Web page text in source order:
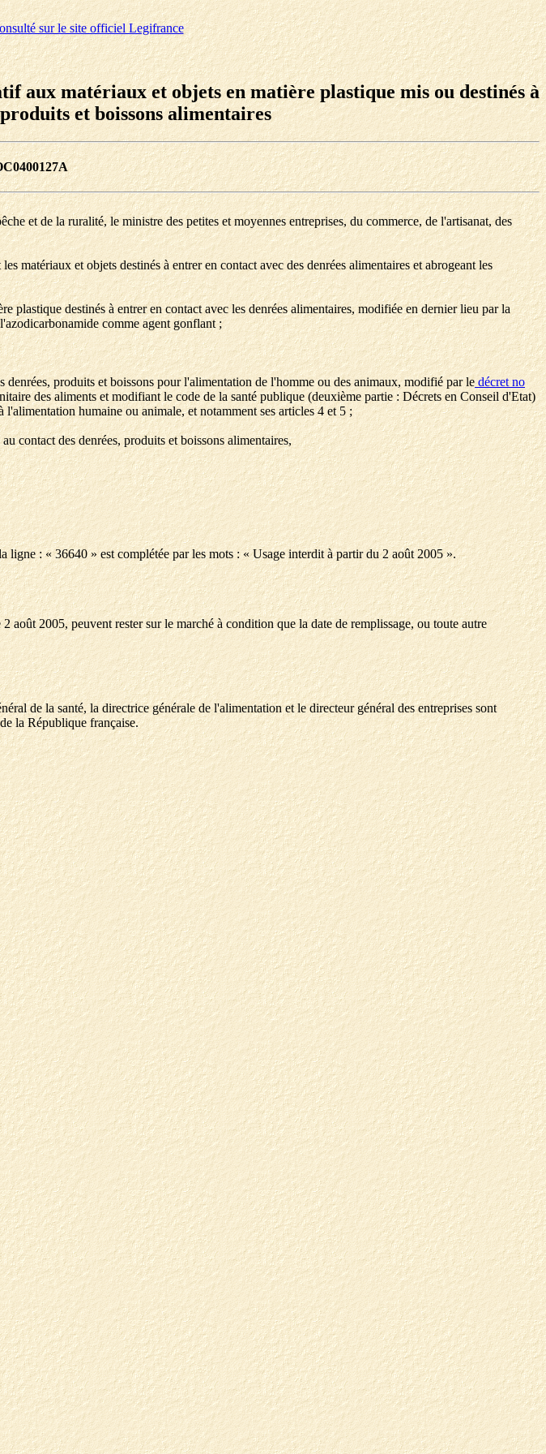
sur le site officiel Legifrance
matériaux et objets en matière plastique mis ou destinés à
et boissons alimentaires
et de la ruralité, le ministre des petites et moyennes entreprises, du commerce, de l'artisanat, des
et objets destinés à entrer en contact avec des denrées alimentaires et abrogeant les
destinés à entrer en contact avec les denrées alimentaires, modifiée en dernier lieu par la
comme agent gonflant ;
produits et boissons pour l'alimentation de l'homme ou des animaux, modifié par le décret no
des aliments et modifiant le code de la santé publique (deuxième partie : Décrets en Conseil d'Etat)
humaine ou animale, et notamment ses articles 4 et 5 ;
contact des denrées, produits et boissons alimentaires,
: « 36640 » est complétée par les mots : « Usage interdit à partir du 2 août 2005 ».
2005, peuvent rester sur le marché à condition que la date de remplissage, ou toute autre
de la santé, la directrice générale de l'alimentation et le directeur général des entreprises sont
la République française.